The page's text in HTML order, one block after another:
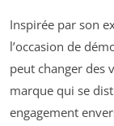
Inspirée par son
l’occasion de
peut changer des
marque qui se
engagement